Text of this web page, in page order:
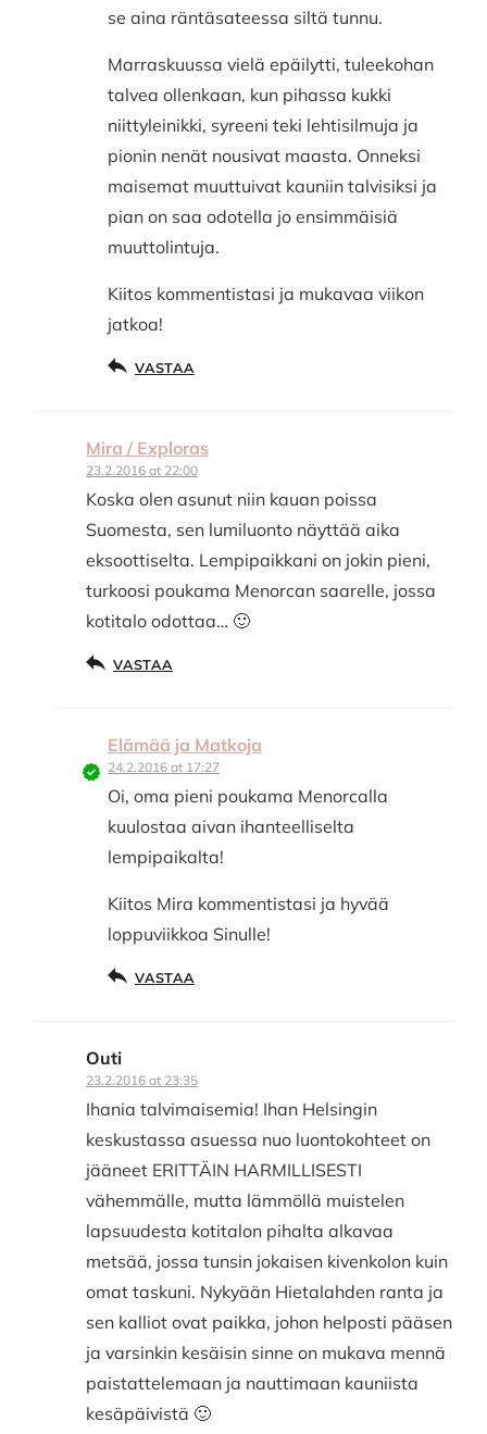
se aina räntäsateessa siltä tunnu.
Marraskuussa vielä epäilytti, tuleekohan
talvea ollenkaan, kun pihassa kukki
niittyleinikki, syreeni teki lehtisilmuja ja
pionin nenät nousivat maasta. Onneksi
maisemat muuttuivat kauniin talvisiksi ja
pian on saa odotella jo ensimmäisiä
muuttolintuja.
Kiitos kommentistasi ja mukavaa viikon
jatkoa!
VASTAA
Mira / Exploras
23.2.2016 at 22:00
Koska olen asunut niin kauan poissa
Suomesta, sen lumiluonto näyttää aika
eksoottiselta. Lempipaikkani on jokin pieni,
turkoosi poukama Menorcan saarelle, jossa
kotitalo odottaa… 🙂
VASTAA
Elämää ja Matkoja
24.2.2016 at 17:27
Oi, oma pieni poukama Menorcalla
kuulostaa aivan ihanteelliselta
lempipaikalta!
Kiitos Mira kommentistasi ja hyvää
loppuviikkoa Sinulle!
VASTAA
Outi
23.2.2016 at 23:35
Ihania talvimaisemia! Ihan Helsingin
keskustassa asuessa nuo luontokohteet on
jääneet ERITTÄIN HARMILLISESTI
vähemmälle, mutta lämmöllä muistelen
lapsuudesta kotitalon pihalta alkavaa
metsää, jossa tunsin jokaisen kivenkolon kuin
omat taskuni. Nykyään Hietalahden ranta ja
sen kalliot ovat paikka, johon helposti pääsen
ja varsinkin kesäisin sinne on mukava mennä
paistattelemaan ja nauttimaan kauniista
kesäpäivistä 🙂